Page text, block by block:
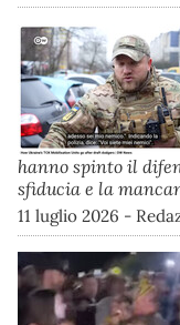
hanno spinto il
sfiducia e la
11 luglio 2026 -